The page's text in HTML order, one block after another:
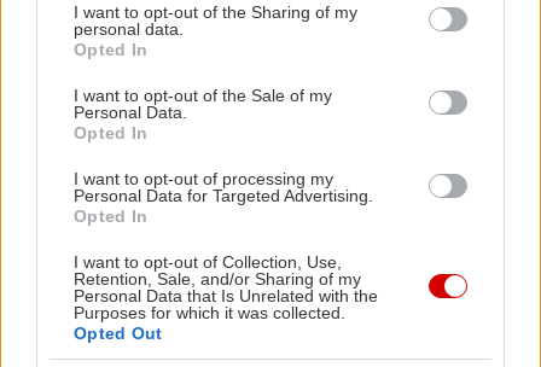
not limited to your visit or usage behaviour. You may click to
grant or deny consent to Google and its third-party tags to
use your data for below specified purposes in below Google
consent section.
I want to opt-out of the Sharing of my
personal data.
Opted In
I want to opt-out of the Sale of my
Personal Data.
Opted In
I want to opt-out of processing my
Personal Data for Targeted Advertising.
Opted In
I want to opt-out of Collection, Use,
Retention, Sale, and/or Sharing of my
Personal Data that Is Unrelated with the
Purposes for which it was collected.
Opted Out
το «μικρόβιο» του
ζωγράφου πάντα υπήρχε. Ο Πικιώνης δε θέλησε
ποτέ να παρουσιάσει το ζωγραφικό του έργο. Τα
μόνα ζωγραφικά σχέδια που έδωσε να
1958. Ίσως, όπως σημειώνει η κόρη του Ανθή που
ανακάλυψε τον θησαυρό, θεώρησε ότι η
ζωγραφική του ήταν«απλά μια άσκηση για την
διαμόρφωση της συνεχώς διαφοροποιούμενης
καλλιτεχνικής του εμπειρίας»